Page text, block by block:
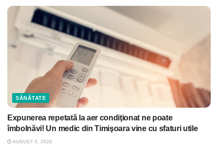
SĂNĂTATE
Expunerea repetată la aer condiţionat ne poate
îmbolnăvi! Un medic din Timişoara vine cu sfaturi utile
AUGUST 5, 2026